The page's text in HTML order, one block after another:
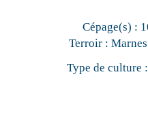
Cépage(s) :
Terroir :
Type de culture :